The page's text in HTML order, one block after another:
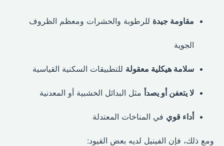
مقاومة جيدةللرطوبة والحشرات ومعظم الظروف
الجوية
سلامة هيكلية معقولةللتطبيقات السكنية القياسية
لا يتعفن أو يصدأمثل البدائل الخشبية أو المعدنية
أداء قويفي المناخات المعتدلة
ومع ذلك، فإن الفينيل لديه بعض القيود: